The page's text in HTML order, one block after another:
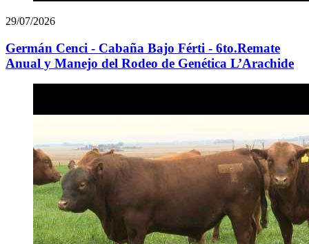
29/07/2026
Germán Cenci - Cabaña Bajo Férti - 6to.Remate
Anual y Manejo del Rodeo de Genética L’Arachide